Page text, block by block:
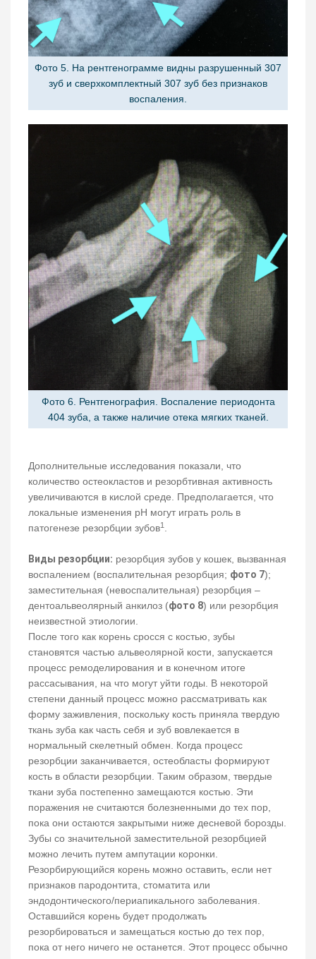
Фото 5. На рентгенограмме видны разрушенный 307
зуб и сверхкомплектный 307 зуб без признаков
воспаления.
Фото 6. Рентгенография. Воспаление периодонта
404 зуба, а также наличие отека мягких тканей.
Дополнительные исследования показали, что
количество остеокластов и резорбтивная активность
увеличиваются в кислой среде. Предполагается, что
локальные изменения pH могут играть роль в
патогенезе резорбции зубов1
Виды резорбции: резорбция зубов у кошек, вызванная
воспалением (воспалительная резорбция; фото 7);
заместительная (невоспалительная) резорбция –
дентоальвеолярный анкилоз (фото 8) или резорбция
неизвестной этиологии.
После того как корень сросся с костью, зубы
становятся частью альвеолярной кости, запускается
процесс ремоделирования и в конечном итоге
рассасывания, на что могут уйти годы. В некоторой
степени данный процесс можно рассматривать как
форму заживления, поскольку кость приняла твердую
ткань зуба как часть себя и зуб вовлекается в
нормальный скелетный обмен. Когда процесс
резорбции заканчивается, остеобласты формируют
кость в области резорбции. Таким образом, твердые
ткани зуба постепенно замещаются костью. Эти
поражения не считаются болезненными до тех пор,
пока они остаются закрытыми ниже десневой борозды.
Зубы со значительной заместительной резорбцией
можно лечить путем ампутации коронки.
Резорбирующийся корень можно оставить, если нет
признаков пародонтита, стоматита или
эндодонтического/периапикального заболевания.
Оставшийся корень будет продолжать
резорбироваться и замещаться костью до тех пор,
пока от него ничего не останется. Этот процесс обычно